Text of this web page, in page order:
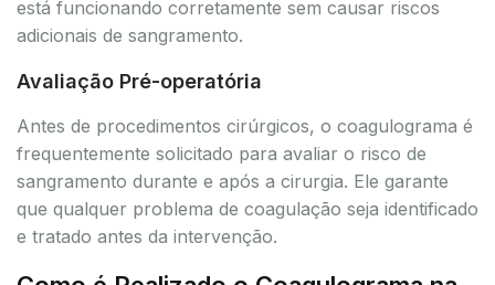
está funcionando corretamente sem causar riscos
adicionais de sangramento.
Avaliação Pré-operatória
Antes de procedimentos cirúrgicos, o coagulograma é
frequentemente solicitado para avaliar o risco de
sangramento durante e após a cirurgia. Ele garante
que qualquer problema de coagulação seja identificado
e tratado antes da intervenção.